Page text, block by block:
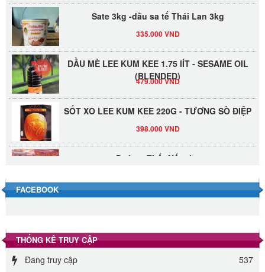
Sate 3kg -dầu sa tế Thái Lan 3kg
DẦU MÈ LEE KUM KEE 1.75 lÍT - SESAME OIL
(BLENDED)
479.000 VND
SỐT XO LEE KUM KEE 220G - TƯƠNG SÒ ĐIỆP
Đường Thốt Nốt 1kg
Đường phèn hạt Long An 500g
Đường phèn Long An bao 10kg
FACEBOOK
THỐNG KÊ TRUY CẬP
Đang truy cập
537